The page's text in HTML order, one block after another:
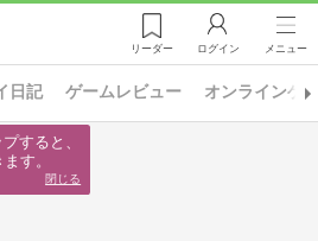
リーダー ログイン メニュー
日記 ゲームレビュー オンラインゲ
すると、
す。
閉じる